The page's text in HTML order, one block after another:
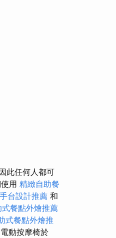
此任何人都可
用 精緻自助餐
台設計推薦 和
式餐點外燴推薦
式餐點外燴推
動按摩椅於